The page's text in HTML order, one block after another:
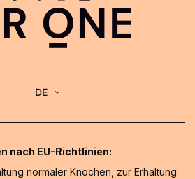
DE
nach EU-Richtlinien:
normaler Knochen, zur Erhaltung